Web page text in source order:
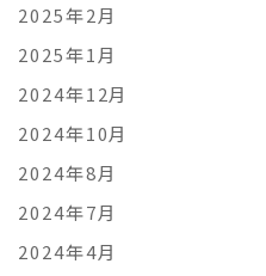
2025年2月
2025年1月
2024年12月
2024年10月
2024年8月
2024年7月
2024年4月